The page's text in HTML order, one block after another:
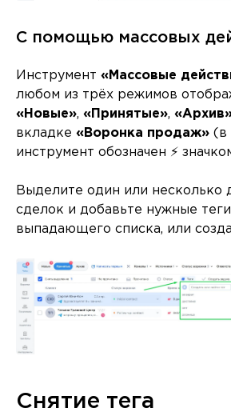
С помощью массовых
Инструмент «Массовые
любом из трёх режимов
«Новые», «Принятые»,
вкладке «Воронка продаж» (в
инструмент обозначен ⚡
Выделите один или несколько
сделок и добавьте нужные
выпадающего списка, или
Снятие тега